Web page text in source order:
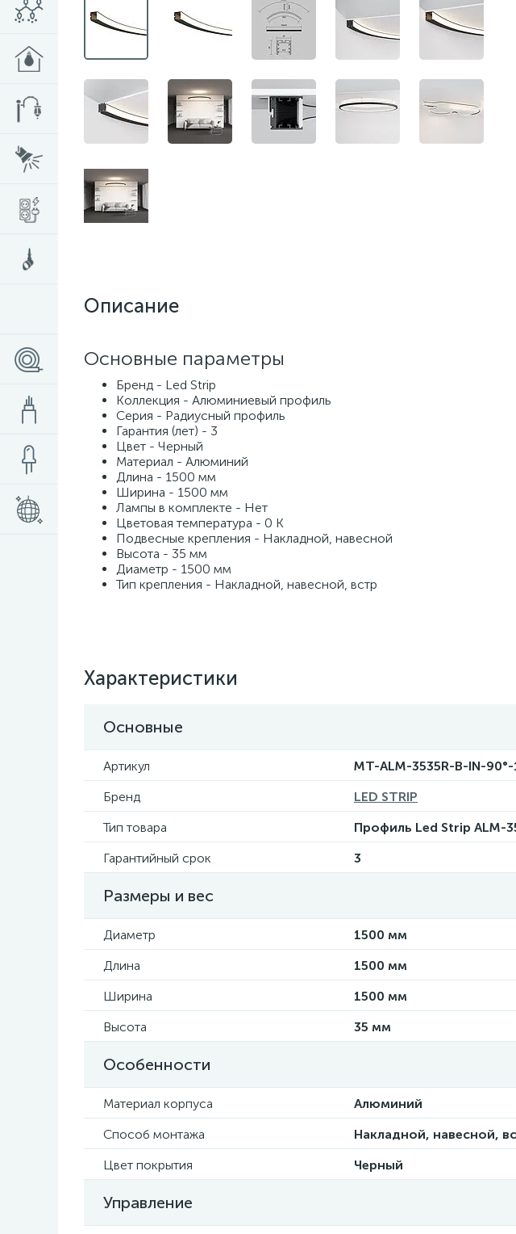
Описание
Основные параметры
Бренд - Led Strip
Коллекция - Алюминиевый профиль
Серия - Радиусный профиль
Гарантия (лет) - 3
Цвет - Черный
Материал - Алюминий
Длина - 1500 мм
Ширина - 1500 мм
Лампы в комплекте - Нет
Цветовая температура - 0 K
Подвесные крепления - Накладной, навесной
Высота - 35 мм
Диаметр - 1500 мм
Тип крепления - Накладной, навесной, встр
Характеристики
Основные
Артикул
MT-ALM-3535R-B-IN-90°-
Бренд
LED STRIP
Тип товара
Профиль Led Strip ALM-
Гарантийный срок
3
Размеры и вес
Диаметр
1500 мм
Длина
1500 мм
Ширина
1500 мм
Высота
35 мм
Особенности
Материал корпуса
Алюминий
Способ монтажа
Накладной, навесной,
Цвет покрытия
Черный
Управление